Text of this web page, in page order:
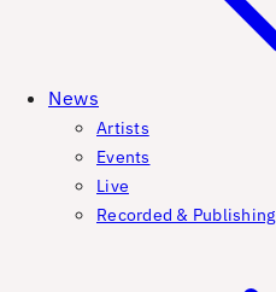
News
Artists
Events
Live
Recorded & Publishing